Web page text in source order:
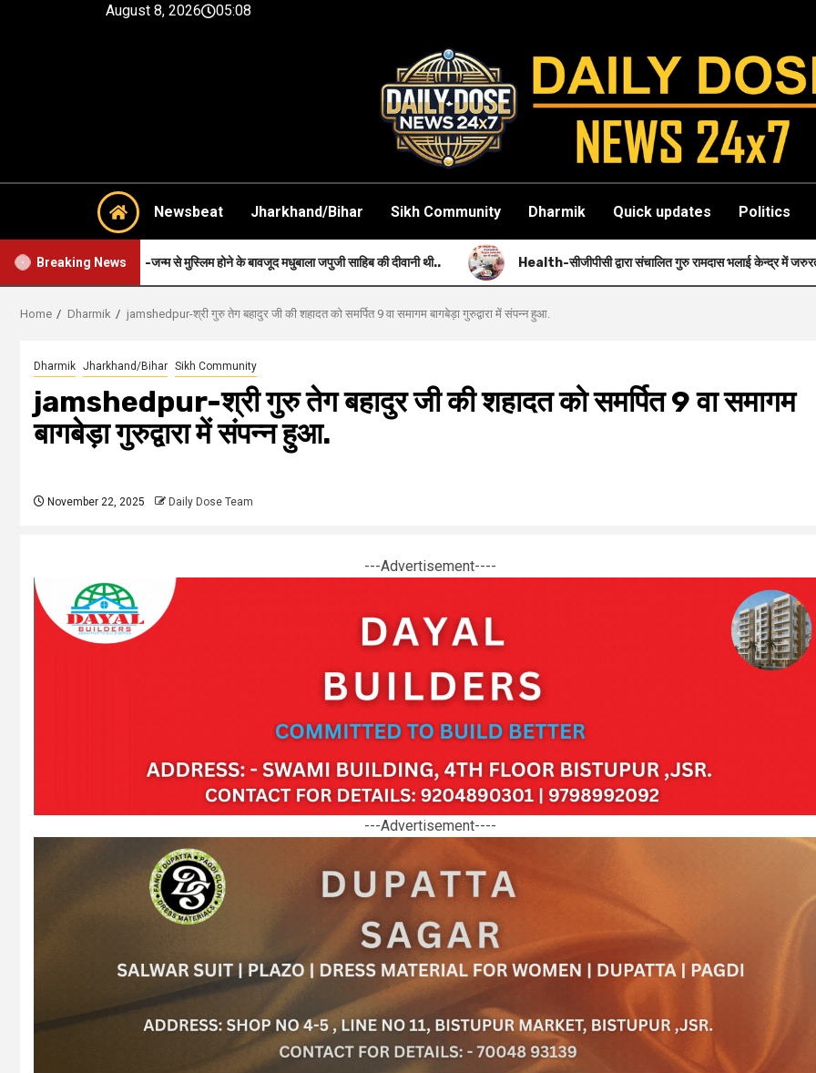
August 8, 2026 05:08
Newsbeat Jharkhand/Bihar Sikh Community Dharmik Quick updates Politics
Breaking News
जन्म से मुस्लिम होने के बावजूद मधुबाला जपुजी साहिब की दीवानी थी.. Health-सीजीपीसी द्वारा संचालित गुरु रामदास भलाई केन्द्र में जरुरतमंदों को नि: शुल्क स्वास्थ्य
Home Dharmik jamshedpur-श्री गुरु तेग बहादुर जी की शहादत को समर्पित 9 वा समागम बागबेड़ा गुरुद्वारा में संपन्न हुआ.
Dharmik Jharkhand/Bihar Sikh Community
jamshedpur-श्री गुरु तेग बहादुर जी की शहादत को समर्पित 9 वा समागम
बागबेड़ा गुरुद्वारा में संपन्न हुआ.
November 22, 2025 Daily Dose Team
---Advertisement----
---Advertisement----